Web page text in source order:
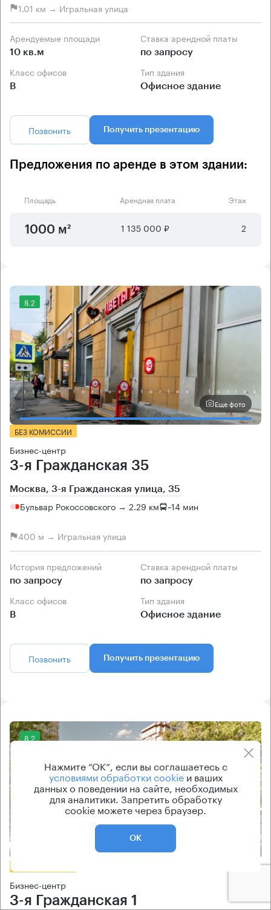
1.01 км → Игральная улица
Арендуемые площади
10 кв.м
Ставка арендной платы
по запросу
Класс офисов
B
Тип здания
Офисное здание
Позвонить Получить презентацию
Предложения по аренде в этом здании:
Площадь Арендная плата Этаж
1000 м² 1 135 000 ₽ 2
8.2
Еще фото
БЕЗ КОМИССИИ
Бизнес-центр
3-я Гражданская 35
Москва, 3-я Гражданская улица, 35
Бульвар Рокоссовского → 2.29 км ~14 мин
400 м → Игральная улица
История предложений
по запросу
Ставка арендной платы
по запросу
Класс офисов
B
Тип здания
Офисное здание
Позвонить Получить презентацию
8.2
Бизнес-центр
3-я Гражданская 1
Нажмите “ОК”, если вы соглашаетесь с
условиями обработки cookieи ваших
данных о поведении на сайте, необходимых
для аналитики. Запретить обработку
cookie можете через браузер.
ОК